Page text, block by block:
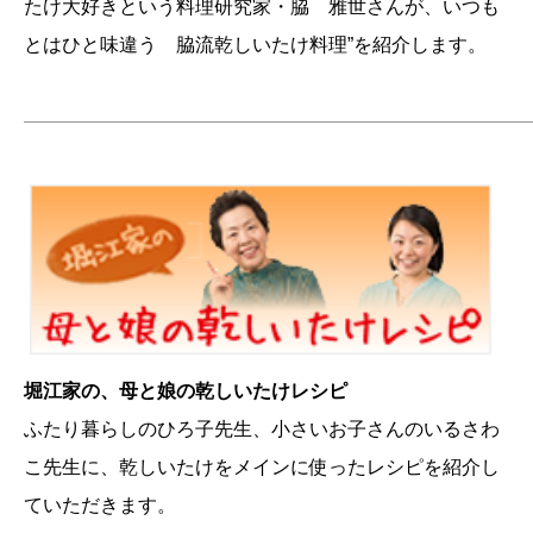
たけ大好きという料理研究家・脇 雅世さんが、いつも
とはひと味違う 脇流乾しいたけ料理”を紹介します。
堀江家の、母と娘の乾しいたけレシピ
ふたり暮らしのひろ子先生、小さいお子さんのいるさわ
こ先生に、乾しいたけをメインに使ったレシピを紹介し
ていただきます。